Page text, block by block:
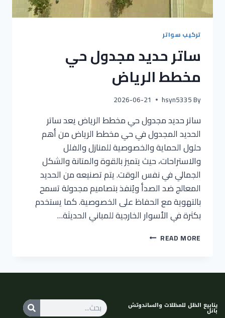
تركيب سواتر
​ساتر حديد مجدول حي
مخطط الرياض
By
hsyn5335
2026-06-21
ساتر حديد مجدول حي مخطط الرياض يعد ساتر
الحديد المجدول في حي مخطط الرياض من أهم
حلول الحماية والخصوصية للمنازل والفلل
والاستراحات، حيث يتميز بالقوة والمتانة والشكل
الجمالي في نفس الوقت. يتم تصنيعه من الحديد
المعالج ضد الصدأ ويُنفذ بتصاميم مجدولة تسمح
بالتهوية مع الحفاظ على الخصوصية. كما يستخدم
بكثرة في الأسوار الخارجية للمباني الحديثة…
READ MORE
ينابيع الظل للمظلات والساندوتش
بانل